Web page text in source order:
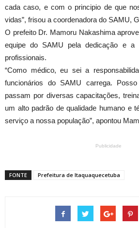
cada caso, e com o principio de que
vidas”, frisou a coordenadora do SAMU,
O prefeito Dr. Mamoru Nakashima
equipe do SAMU pela dedicação e a
profissionais.
“Como médico, eu sei a
funcionários do SAMU carrega.
passam por diversas capacitações,
um alto padrão de qualidade humano e
serviço a nossa população”, apontou
Publicidade
FONTE Prefeitura de Itaquaquecetuba